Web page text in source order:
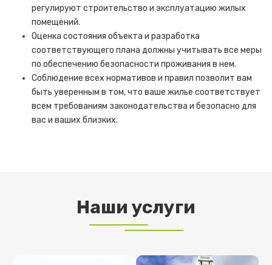
регулируют строительство и эксплуатацию жилых
помещений.
Оценка состояния объекта и разработка
соответствующего плана должны учитывать все меры
по обеспечению безопасности проживания в нем.
Соблюдение всех нормативов и правил позволит вам
быть уверенным в том, что ваше жилье соответствует
всем требованиям законодательства и безопасно для
вас и ваших близких.
Наши услуги